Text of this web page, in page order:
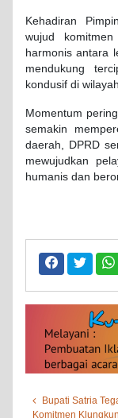
Kehadiran
wujud
harmonis antara
mendukung
kondusif di
Momentum
semakin
daerah, DPRD
mewujudkan
humanis dan
Bupati Satria
Komitmen